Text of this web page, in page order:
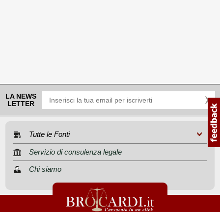
LA NEWS
LETTER
Tutte le Fonti
Servizio di consulenza legale
Chi siamo